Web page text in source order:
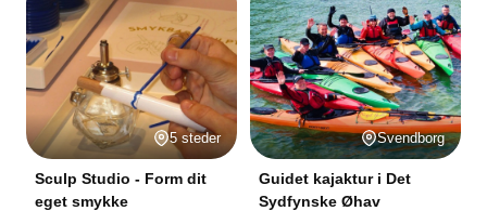
5 steder
Sculp Studio - Form dit
eget smykke
Svendborg
Guidet kajaktur i Det
Sydfynske Øhav